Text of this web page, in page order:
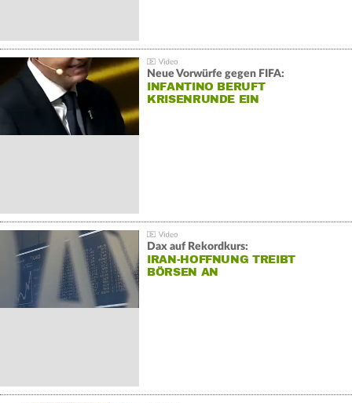
Neue Vorwürfe gegen FIFA:
INFANTINO BERUFT
KRISENRUNDE EIN
Dax auf Rekordkurs:
IRAN-HOFFNUNG TREIBT
BÖRSEN AN